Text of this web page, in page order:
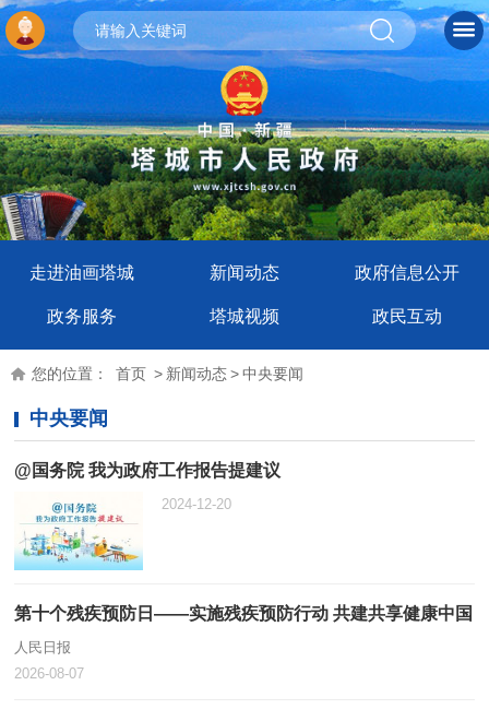
走进油画塔城 新闻动态 政府信息公开
政务服务 塔城视频 政民互动
您的位置： 首页 > 新闻动态>中央要闻
中央要闻
@国务院 我为政府工作报告提建议
2024-12-20
第十个残疾预防日——实施残疾预防行动 共建共享健康中国
人民日报
2026-08-07